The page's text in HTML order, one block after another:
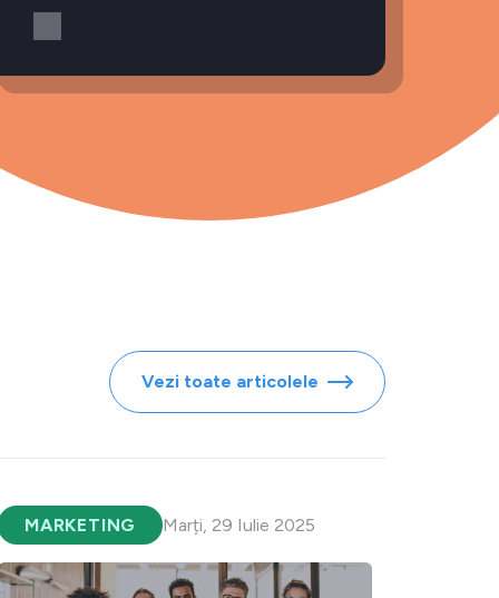
Vezi toate articolele
MARKETING Marți, 29 Iulie 2025